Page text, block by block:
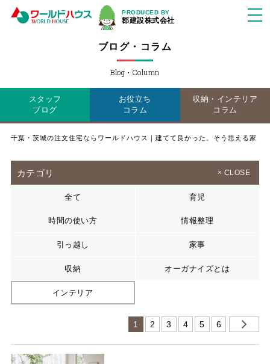
PRODUCED BY
郡建設株式会社
ブログ・コラム
Blog・Column
スタッフ
ブログ
お役立ち
コラム
収納・インテリア
コラム
千葉・茨城の注文住宅ならワールドハウス｜建てて良かった。そう思える家
カテゴリ × CLOSE
全て 育児
時間の使い方 情報整理
引っ越し 家事
収納 オーガナイズとは
インテリア
1 2 3 4 5 6